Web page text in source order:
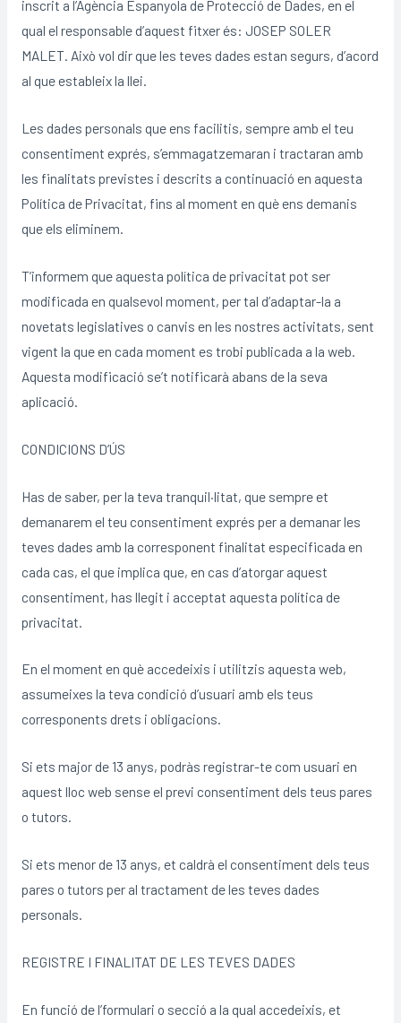
inscrit a l’Agència Espanyola de Protecció de Dades, en el
qual el responsable d’aquest fitxer és: JOSEP SOLER
MALET. Això vol dir que les teves dades estan segurs, d’acord
al que estableix la llei.
Les dades personals que ens facilitis, sempre amb el teu
consentiment exprés, s’emmagatzemaran i tractaran amb
les finalitats previstes i descrits a continuació en aquesta
Política de Privacitat, fins al moment en què ens demanis
que els eliminem.
T’informem que aquesta política de privacitat pot ser
modificada en qualsevol moment, per tal d’adaptar-la a
novetats legislatives o canvis en les nostres activitats, sent
vigent la que en cada moment es trobi publicada a la web.
Aquesta modificació se’t notificarà abans de la seva
aplicació.
CONDICIONS D’ÚS
Has de saber, per la teva tranquil·litat, que sempre et
demanarem el teu consentiment exprés per a demanar les
teves dades amb la corresponent finalitat especificada en
cada cas, el que implica que, en cas d’atorgar aquest
consentiment, has llegit i acceptat aquesta política de
privacitat.
En el moment en què accedeixis i utilitzis aquesta web,
assumeixes la teva condició d’usuari amb els teus
corresponents drets i obligacions.
Si ets major de 13 anys, podràs registrar-te com usuari en
aquest lloc web sense el previ consentiment dels teus pares
o tutors.
Si ets menor de 13 anys, et caldrà el consentiment dels teus
pares o tutors per al tractament de les teves dades
personals.
REGISTRE I FINALITAT DE LES TEVES DADES
En funció de l’formulari o secció a la qual accedeixis, et